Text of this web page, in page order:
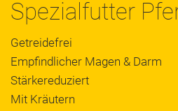
Spezialfutter
Getreidefrei
Empfindlicher Magen & Darm
Stärkereduziert
Mit Kräutern